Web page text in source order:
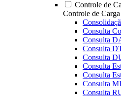
Controle de
Controle de
Consulta
Consulta
Consulta
Consulta
Consulta
Consulta
Consulta
Consulta